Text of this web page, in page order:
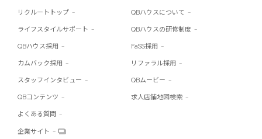
リクルートトップ QBハウスについて
ライフスタイルサポート QBハウスの研修制度
QBハウス採用 FaSS採用
カムバック採用 リファラル採用
スタッフインタビュー QBムービー
QBコンテンツ 求人店舗地図検索
よくある質問
企業サイト